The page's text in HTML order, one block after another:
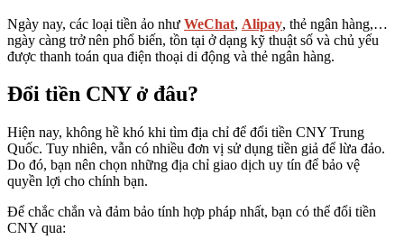
Ngày nay, các loại tiền ảo như WeChat, Alipay, thẻ ngân hàng,…
ngày càng trở nên phổ biến, tồn tại ở dạng kỹ thuật số và chủ yếu
được thanh toán qua điện thoại di động và thẻ ngân hàng.
Đổi tiền CNY ở đâu?
Hiện nay, không hề khó khi tìm địa chỉ để đổi tiền CNY Trung
Quốc. Tuy nhiên, vẫn có nhiều đơn vị sử dụng tiền giả để lừa đảo.
Do đó, bạn nên chọn những địa chỉ giao dịch uy tín để bảo vệ
quyền lợi cho chính bạn.
Để chắc chắn và đảm bảo tính hợp pháp nhất, bạn có thể đổi tiền
CNY qua: